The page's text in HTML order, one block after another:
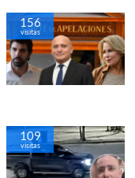
156
visitas
109
visitas